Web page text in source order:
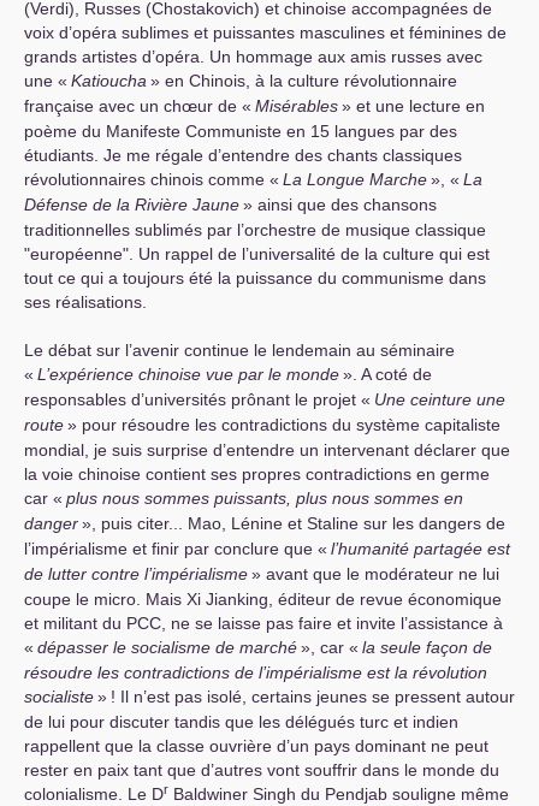
(Verdi), Russes (Chostakovich) et chinoise accompagnées de
voix d’opéra sublimes et puissantes masculines et féminines de
grands artistes d’opéra. Un hommage aux amis russes avec
une « Katioucha » en Chinois, à la culture révolutionnaire
française avec un chœur de « Misérables» et une lecture en
poème du Manifeste Communiste en 15 langues par des
étudiants. Je me régale d’entendre des chants classiques
révolutionnaires chinois comme « La Longue Marche», « La
Défense de la Rivière Jaune» ainsi que des chansons
traditionnelles sublimés par l’orchestre de musique classique
"européenne". Un rappel de l’universalité de la culture qui est
tout ce qui a toujours été la puissance du communisme dans
ses réalisations.
Le débat sur l’avenir continue le lendemain au séminaire
« L’expérience chinoise vue par le monde». A coté de
responsables d’universités prônant le projet « Une ceinture une
route» pour résoudre les contradictions du système capitaliste
mondial, je suis surprise d’entendre un intervenant déclarer que
la voie chinoise contient ses propres contradictions en germe
car « plus nous sommes puissants, plus nous sommes en
danger», puis citer... Mao, Lénine et Staline sur les dangers de
l’impérialisme et finir par conclure que « l’humanité partagée est
de lutter contre l’impérialisme» avant que le modérateur ne lui
coupe le micro. Mais Xi Jianking, éditeur de revue économique
et militant du PCC , ne se laisse pas faire et invite l’assistance à
« dépasser le socialisme de marché», car « la seule façon de
résoudre les contradictions de l’impérialisme est la révolution
socialiste» ! Il n’est pas isolé, certains jeunes se pressent autour
de lui pour discuter tandis que les délégués turc et indien
rappellent que la classe ouvrière d’un pays dominant ne peut
rester en paix tant que d’autres vont souffrir dans le monde du
colonialisme. Le Dr Baldwiner Singh du Pendjab souligne même